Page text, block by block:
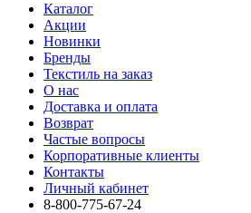
Каталог
Акции
Новинки
Бренды
Текстиль на заказ
О нас
Доставка и оплата
Возврат
Частые вопросы
Корпоративные клиенты
Контакты
Личный кабинет
8-800-775-67-24